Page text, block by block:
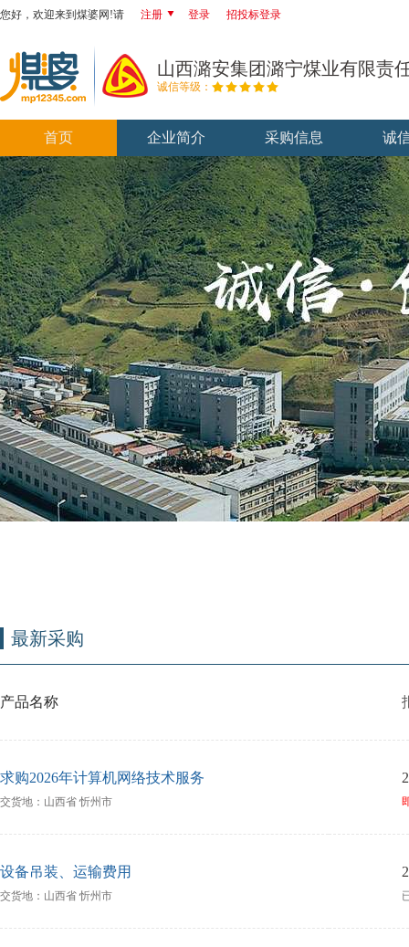
您好，欢迎来到煤婆网!请 注册 登录 招投标登录
山西潞安集团潞宁煤业有限责
诚信等级：
首页 企业简介 采购信息 诚
最新采购
产品名称
求购2026年计算机网络技术服务
交货地：山西省 忻州市
设备吊装、运输费用
交货地：山西省 忻州市